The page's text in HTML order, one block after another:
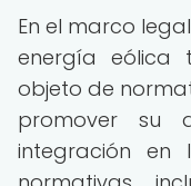
En el marco
energía eólica
objeto de
promover su
integración en